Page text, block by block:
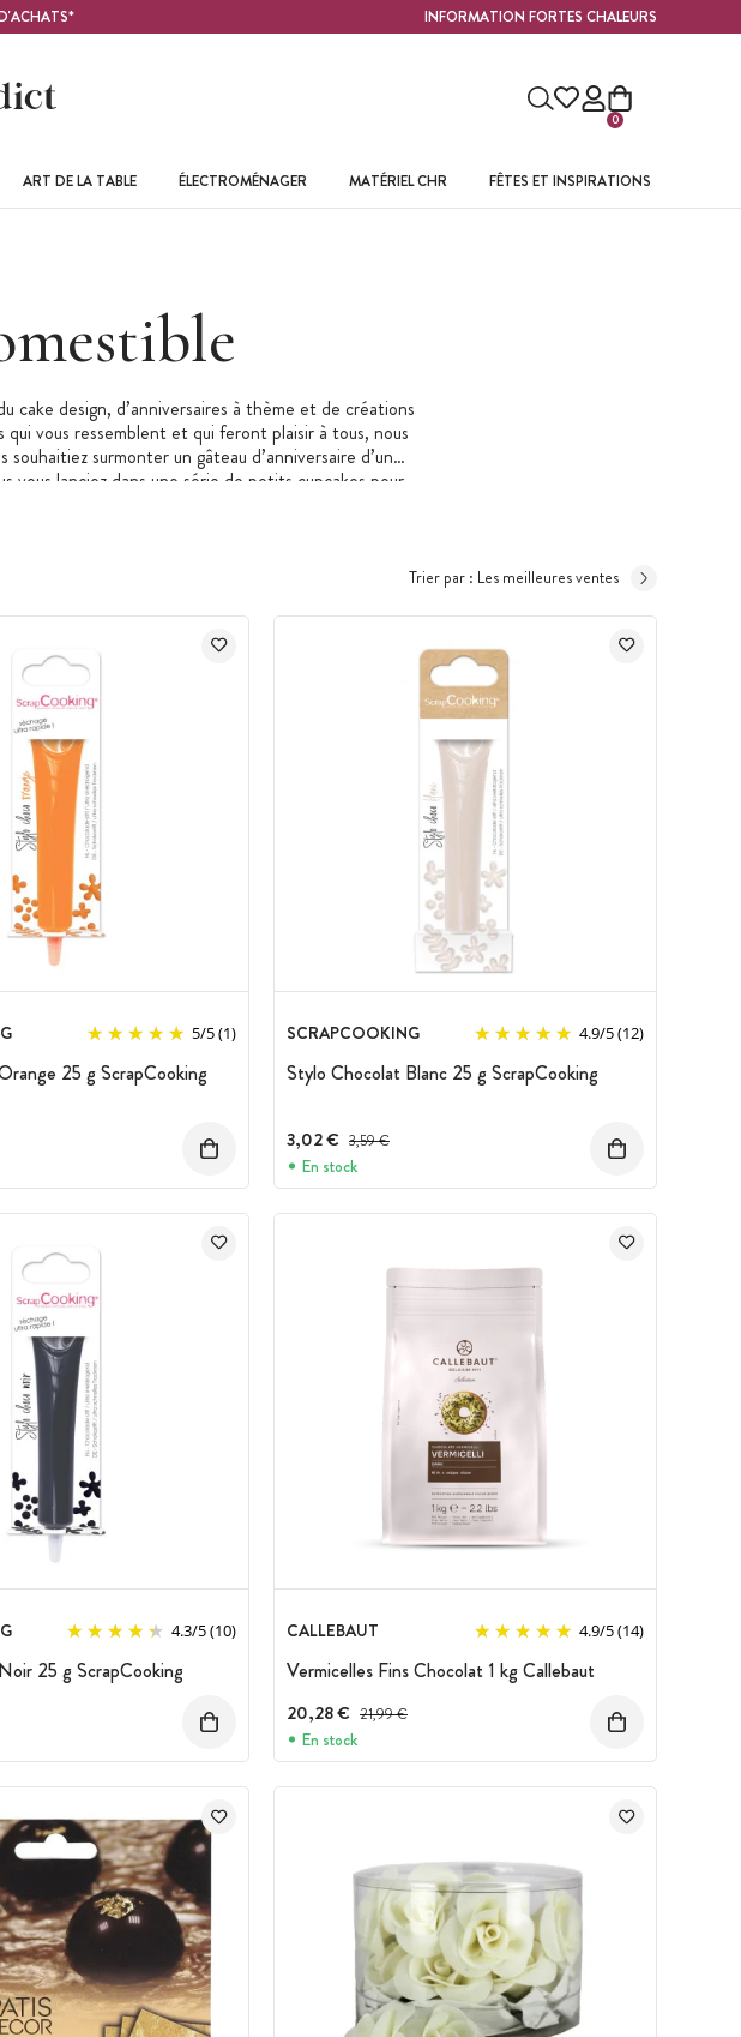
INFORMATION FORTES CHALEURS
0
ART DE LA TABLE ÉLECTROMÉNAGER MATÉRIEL CHR FÊTES ET INSPIRATIONS
cake design, d’anniversaires à thème et de créations
vous ressemblent et qui feront plaisir à tous, nous
souhaitiez surmonter un gâteau d’anniversaire d’un
vous lanciez dans une série de petits cupcakes pour
de mariage de vos amis : une
vous.
Trier par : Les meilleures ventes
5/5(1)
25 g ScrapCooking
:
SCRAPCOOKING 4.9/5(12)
Stylo Chocolat Blanc 25 g ScrapCooking
3,02 € Prix avant réduction :
3,59 €
En stock
4.3/5(10)
25 g ScrapCooking
:
CALLEBAUT 4.9/5(14)
Vermicelles Fins Chocolat 1 kg Callebaut
20,28 € Prix avant réduction :
21,99 €
En stock